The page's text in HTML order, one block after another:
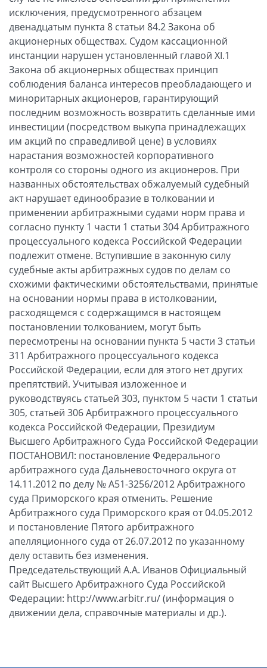
исключения, предусмотренного абзацем
двенадцатым пункта 8 статьи 84.2 Закона об
акционерных обществах. Судом кассационной
инстанции нарушен установленный главой XI.1
Закона об акционерных обществах принцип
соблюдения баланса интересов преобладающего и
миноритарных акционеров, гарантирующий
последним возможность возвратить сделанные ими
инвестиции (посредством выкупа принадлежащих
им акций по справедливой цене) в условиях
нарастания возможностей корпоративного
контроля со стороны одного из акционеров. При
названных обстоятельствах обжалуемый судебный
акт нарушает единообразие в толковании и
применении арбитражными судами норм права и
согласно пункту 1 части 1 статьи 304 Арбитражного
процессуального кодекса Российской Федерации
подлежит отмене. Вступившие в законную силу
судебные акты арбитражных судов по делам со
схожими фактическими обстоятельствами, принятые
на основании нормы права в истолковании,
расходящемся с содержащимся в настоящем
постановлении толкованием, могут быть
пересмотрены на основании пункта 5 части 3 статьи
311 Арбитражного процессуального кодекса
Российской Федерации, если для этого нет других
препятствий. Учитывая изложенное и
руководствуясь статьей 303, пунктом 5 части 1 статьи
305, статьей 306 Арбитражного процессуального
кодекса Российской Федерации, Президиум
Высшего Арбитражного Суда Российской Федерации
ПОСТАНОВИЛ: постановление Федерального
арбитражного суда Дальневосточного округа от
14.11.2012 по делу № А51-3256/2012 Арбитражного
суда Приморского края отменить. Решение
Арбитражного суда Приморского края от 04.05.2012
и постановление Пятого арбитражного
апелляционного суда от 26.07.2012 по указанному
делу оставить без изменения.
Председательствующий А.А. Иванов Официальный
сайт Высшего Арбитражного Суда Российской
Федерации: http://www.arbitr.ru/ (информация о
движении дела, справочные материалы и др.).